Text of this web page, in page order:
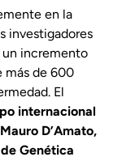
en la
investigadores
un incremento
más de 600
El
internacional
Mauro D’Amato,
Genética